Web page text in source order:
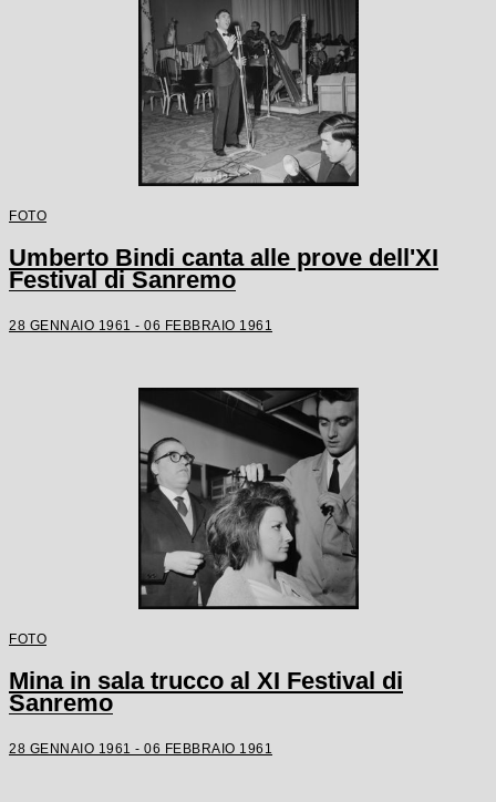
FOTO
Umberto Bindi canta alle prove dell'XI
Festival di Sanremo
28 GENNAIO 1961 - 06 FEBBRAIO 1961
FOTO
Mina in sala trucco al XI Festival di
Sanremo
28 GENNAIO 1961 - 06 FEBBRAIO 1961